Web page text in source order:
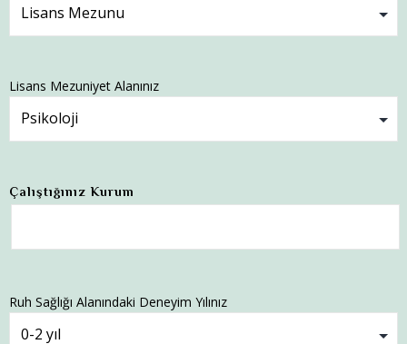
Lisans Mezuniyet Alanınız
Çalıştığınız Kurum
Ruh Sağlığı Alanındaki Deneyim Yılınız